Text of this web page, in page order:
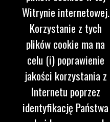
Witrynie internetowej.
Korzystanie z tych
plików cookie ma na
celu (i) poprawienie
jakości korzystania z
Internetu poprzez
identyfikację Państwa